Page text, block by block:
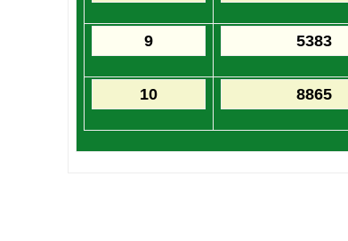
9 5383
10 8865